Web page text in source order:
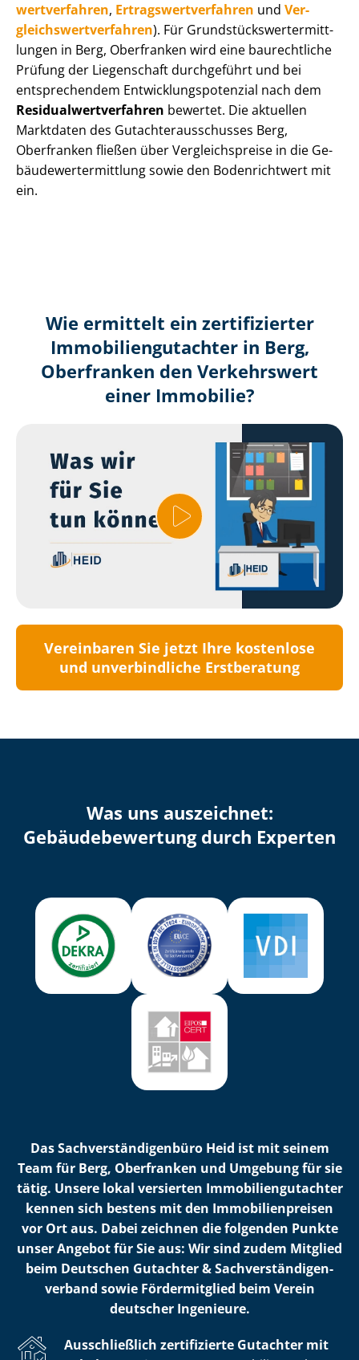
wert­ver­fah­ren, Er­trags­wert­ver­fah­ren und Ver­
gleichs­wert­ver­fah­ren). Für Grund­stücks­wert­ermitt­
lun­gen in Berg, Oberfranken wird eine baurechtliche
Prüfung der Liegenschaft durchgeführt und bei
entsprechendem Ent­wick­lungs­po­ten­zi­al nach dem
Re­si­du­al­wert­ver­fah­ren bewertet. Die aktuellen
Marktdaten des Gut­ach­ter­aus­schus­ses Berg,
Oberfranken fließen über Ver­gleichs­prei­se in die Ge­
bäu­de­wert­ermitt­lung sowie den Bodenrichtwert mit
ein.
Wie ermittelt ein zertifizierter
Immobilien­gutachter in Berg,
Oberfranken den Verkehrswert
einer Immobilie?
Vereinbaren Sie jetzt Ihre kostenlose
und unverbindliche Erstberatung
Was uns auszeichnet:
Ge­bäu­de­be­wer­tung durch Experten
Das Sach­ver­stän­di­gen­bü­ro Heid ist mit seinem
Team für Berg, Oberfranken und Umgebung für sie
tätig. Unsere lokal versierten Im­mo­bi­li­en­gut­ach­ter
kennen sich bestens mit den Im­mo­bi­li­en­prei­sen
vor Ort aus. Dabei zeichnen die folgenden Punkte
unser Angebot für Sie aus: Wir sind zudem Mitglied
beim Deutschen Gutachter & Sach­ver­stän­di­gen­
ver­band sowie Fördermitglied beim Verein
deutscher Ingenieure.
Ausschließlich zertifizierte Gutachter mit